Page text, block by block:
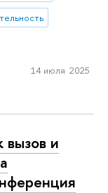
14 июля 2025
вызов и